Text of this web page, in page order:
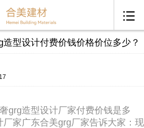

型设计付费价钱价格价位多少？
grg造型设计厂家付费价钱是多
厂家广东合美grg厂家告诉大家：现